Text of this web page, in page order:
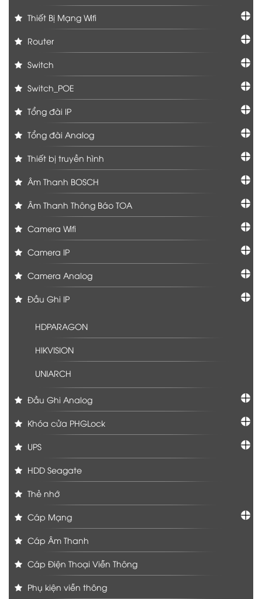
Thiết Bị Mạng Wifi
Router
Switch
Switch_POE
Tổng đài IP
Tổng đài Analog
Thiết bị truyền hình
Âm Thanh BOSCH
Âm Thanh Thông Báo TOA
Camera Wifi
Camera IP
Camera Analog
Đầu Ghi IP
HDPARAGON
HIKVISION
UNIARCH
Đầu Ghi Analog
Khóa cửa PHGLock
UPS
HDD Seagate
Thẻ nhớ
Cáp Mạng
Cáp Âm Thanh
Cáp Điện Thoại Viễn Thông
Phụ kiện viễn thông